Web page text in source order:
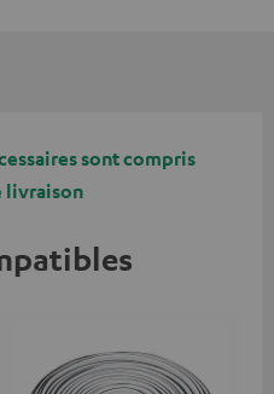
sont compris
livraison